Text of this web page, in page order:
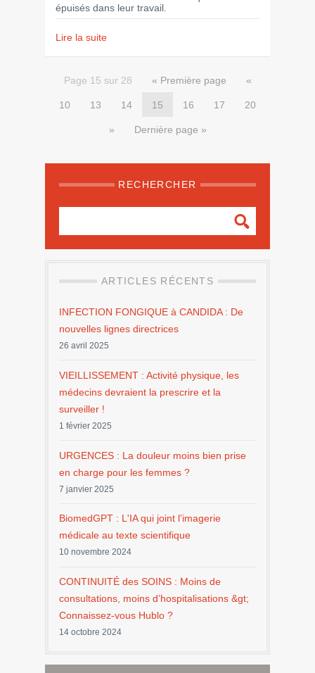
épuisés dans leur travail.
Lire la suite
Page 15 sur 28 « Première page «
10 13 14 15 16 17 20
» Dernière page »
RECHERCHER
ARTICLES RÉCENTS
INFECTION FONGIQUE à CANDIDA : De
nouvelles lignes directrices
26 avril 2025
VIEILLISSEMENT : Activité physique, les
médecins devraient la prescrire et la
surveiller !
1 février 2025
URGENCES : La douleur moins bien prise
en charge pour les femmes ?
7 janvier 2025
BiomedGPT : L'IA qui joint l’imagerie
médicale au texte scientifique
10 novembre 2024
CONTINUITÉ des SOINS : Moins de
consultations, moins d’hospitalisations &gt;
Connaissez-vous Hublo ?
14 octobre 2024